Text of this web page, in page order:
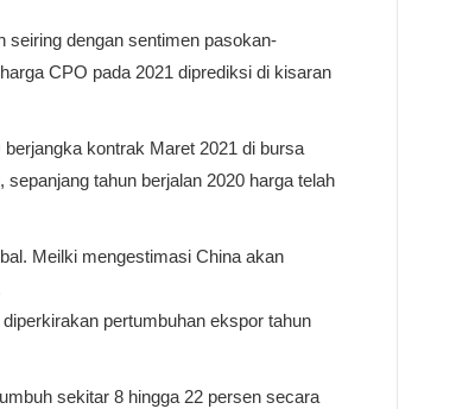
seiring dengan sentimen pasokan-
CPO pada 2021 diprediksi di kisaran
kontrak Maret 2021 di bursa
tahun berjalan 2020 harga telah
Meilki mengestimasi China akan
pertumbuhan ekspor tahun
sekitar 8 hingga 22 persen secara